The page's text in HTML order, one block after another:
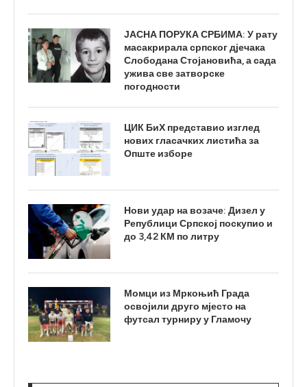
ЈАСНА ПОРУКА СРБИМА: У рату
масакрирала српског дјечака
Слободана Стојановића, а сада
ужива све затворске
погодности
ЦИК БиХ представио изглед
нових гласачких листића за
Опште изборе
Нови удар на возаче: Дизел у
Републици Српској поскупио и
до 3,42 КМ по литру
Момци из Мркоњић Града
освојили друго мјесто на
футсал турниру у Гламочу